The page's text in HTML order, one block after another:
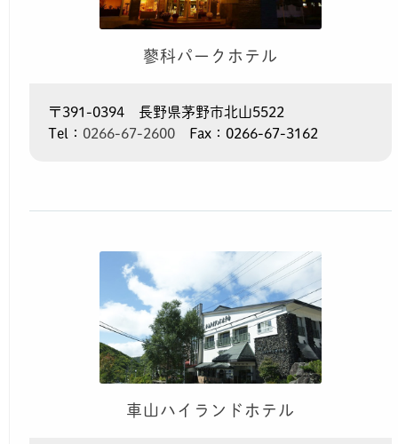
蓼科パークホテル
〒391-0394 長野県茅野市北山5522
Tel： 0266-67-2600Fax：0266-67-3162
車山ハイランドホテル